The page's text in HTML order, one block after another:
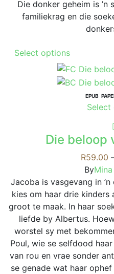
Die donker geheim is ’n
familiekrag en die
Select options
has
multiple
variants.
The
may
be
chosen
on
the
product
page
EPUB
Select
Die beloop
R59.00
By
Jacoba is vasgevang in
kies om haar drie kinders
groot te maak. In haar
liefde by Albertus.
worstel sy met
Poul, wie se selfdood
van rou en vrae sonder
se genade wat haar